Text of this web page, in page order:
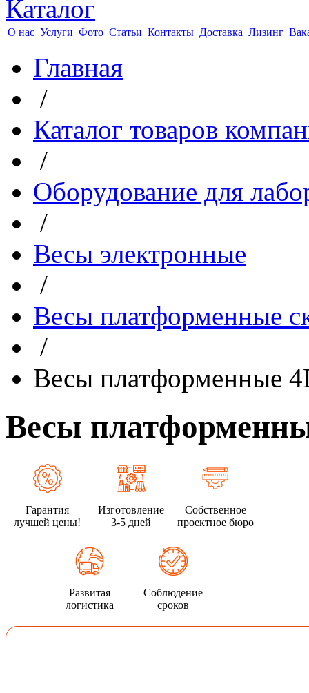
Каталог
О нас Услуги Фото Статьи Контакты Доставка Лизинг
Главная
/
Каталог товаров
/
Оборудование для
/
Весы электронные
/
Весы платформенные
/
Весы платформенные
Весы
Гарантия
лучшей цены!
Изготовление
3-5 дней
Собственное
проектное бюро
Развитая
логистика
Соблюдение
сроков